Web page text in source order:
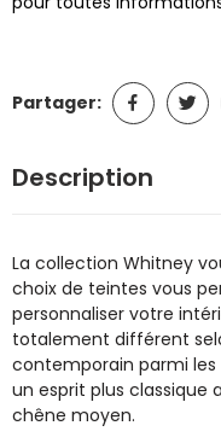
Partager:
Description
La collection Whitney
choix de teintes vous
personnaliser votre
totalement différent
contemporain parmi
un esprit plus classique
chêne moyen.